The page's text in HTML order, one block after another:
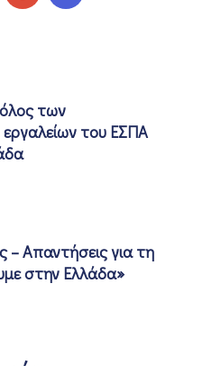
των
του ΕΣΠΑ
– Απαντήσεις για τη
στην Ελλάδα»